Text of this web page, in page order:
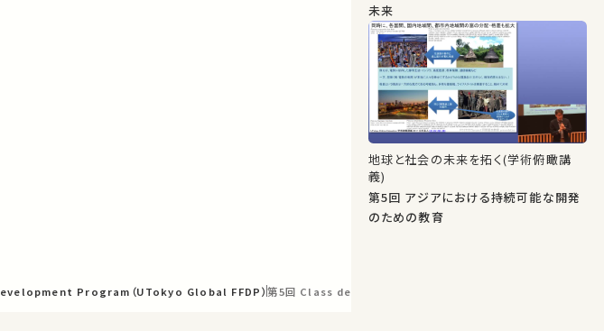
Program（UTokyo Global FFDP） 第5回 Class design (Class session video)
未来
地球と社会の未来を拓く(学術俯瞰講
義)
第5回 アジアにおける持続可能な開発
のための教育